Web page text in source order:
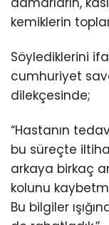
kemiklerin
Söylediklerini
cumhuriyet
dilekçesinde;
“Hastanın
bu süreçte
arkaya birkaç
kolunu
Bu bilgiler